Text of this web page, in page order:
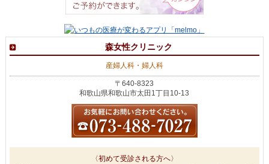
森女性クリニック
産婦人科・婦人科
〒640-8323
和歌山県和歌山市太田1丁目10-13
〈初めて受診される方へ〉